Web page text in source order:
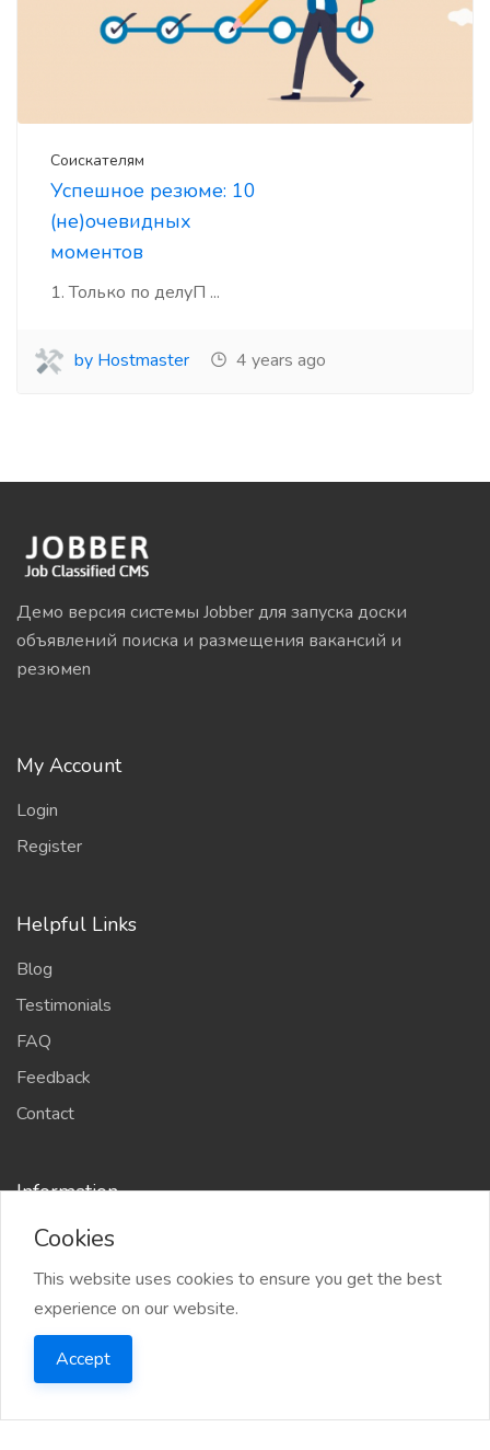
Соискателям
Успешное резюме: 10
(не)очевидных
моментов
1. Только по делуП ...
by Hostmaster 4 years ago
Демо версия системы Jobber для запуска доски
объявлений поиска и размещения вакансий и
резюмеn
My Account
Login
Register
Helpful Links
Blog
Testimonials
FAQ
Feedback
Contact
Information
Countries
Sitemap
Job Seekers
Companies
Cookies
This website uses cookies to ensure you get the best
experience on our website.
Accept